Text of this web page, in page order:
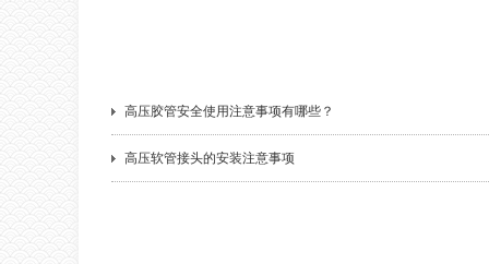
高压胶管安全使用注意事项有哪些？
高压软管接头的安装注意事项